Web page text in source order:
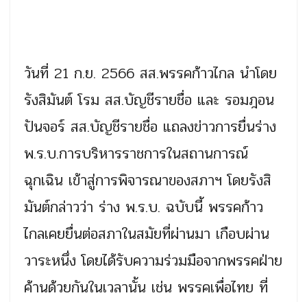
วันที่ 21 ก.ย. 2566 สส.พรรคก้าวไกล นำโดย
รังสิมันต์ โรม สส.บัญชีรายชื่อ และ รอมฎอน
ปันจอร์ สส.บัญชีรายชื่อ แถลงข่าวการยื่นร่าง
พ.ร.บ.การบริหารราชการในสถานการณ์
ฉุกเฉิน เข้าสู่การพิจารณาของสภาฯ โดยรังสิ
มันต์กล่าวว่า ร่าง พ.ร.บ. ฉบับนี้ พรรคก้าว
ไกลเคยยื่นต่อสภาในสมัยที่ผ่านมา เกือบผ่าน
วาระหนึ่ง โดยได้รับความร่วมมือจากพรรคฝ่าย
ค้านด้วยกันในเวลานั้น เช่น พรรคเพื่อไทย ที่